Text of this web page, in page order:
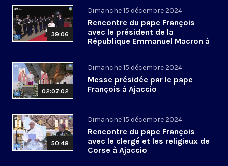
39:06
Dimanche 15 décembre 2024
Rencontre du pape François
avec le président de la
République Emmanuel Macron à
l’aéroport d’Ajaccio
02:07:02
Dimanche 15 décembre 2024
Messe présidée par le pape
François à Ajaccio
50:48
Dimanche 15 décembre 2024
Rencontre du pape François
avec le clergé et les religieux de
Corse à Ajaccio